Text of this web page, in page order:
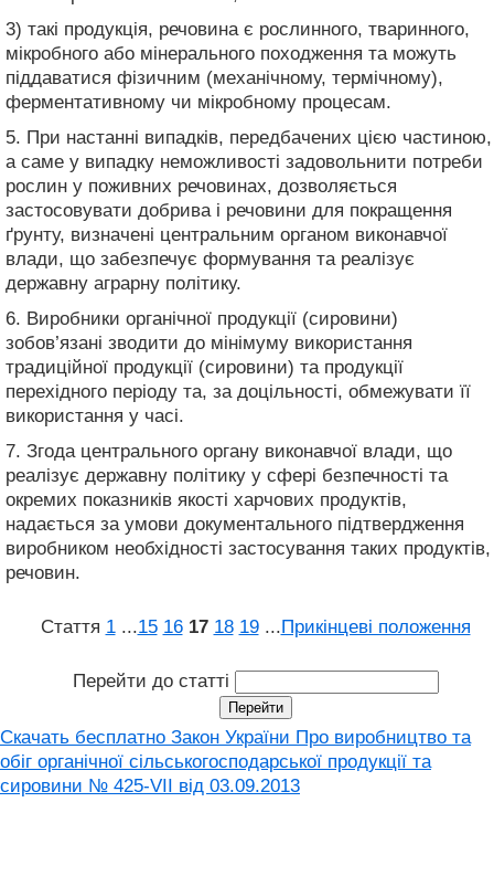
3) такі продукція, речовина є рослинного, тваринного,
мікробного або мінерального походження та можуть
піддаватися фізичним (механічному, термічному),
ферментативному чи мікробному процесам.
5. При настанні випадків, передбачених цією частиною,
а саме у випадку неможливості задовольнити потреби
рослин у поживних речовинах, дозволяється
застосовувати добрива і речовини для покращення
ґрунту, визначені центральним органом виконавчої
влади, що забезпечує формування та реалізує
державну аграрну політику.
6. Виробники органічної продукції (сировини)
зобов’язані зводити до мінімуму використання
традиційної продукції (сировини) та продукції
перехідного періоду та, за доцільності, обмежувати її
використання у часі.
7. Згода центрального органу виконавчої влади, що
реалізує державну політику у сфері безпечності та
окремих показників якості харчових продуктів,
надається за умови документального підтвердження
виробником необхідності застосування таких продуктів,
речовин.
Стаття 1 ...15 16 17 18 19 ...Прикінцеві положення
Перейти до статті
Скачать бесплатно Закон України Про виробництво та
обіг органічної сільськогосподарської продукції та
сировини № 425-VII від 03.09.2013